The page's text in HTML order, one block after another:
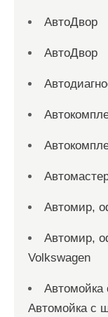
АвтоДвор
АвтоДвор
Автомир,
Автомир,
Volkswagen
Автомойка
Автомойка с